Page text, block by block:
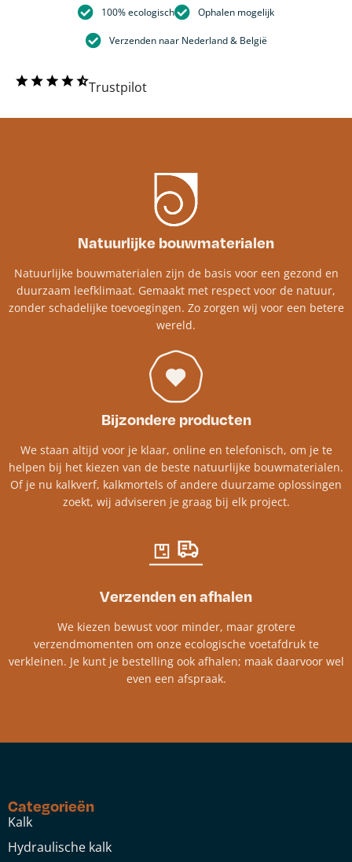
100% ecologisch Ophalen mogelijk
Verzenden naar Nederland & België
Trustpilot
Natuurlijke bouwmaterialen
Natuurlijke bouwmaterialen zijn de basis voor een gezond en
duurzaam leefklimaat. Gemaakt met respect voor de natuur,
zonder schadelijke toevoegingen. Zo zorgen wij voor een betere
wereld.
Bijzondere producten
We staan altijd voor je klaar, online en telefonisch, om je te
helpen bij het kiezen van de beste natuurlijke bouwmaterialen.
Of je nu kalkverf, kalkmortels of andere duurzame oplossingen
zoekt, wij adviseren je graag bij elk project.​
Verzenden en afhalen
We kiezen bewust voor minder, maar grotere
verzendmomenten om onze ecologische voetafdruk te
verkleinen. Je kunt je bestelling ook afhalen; maak daarvoor wel
even een afspraak.
Categorieën
Kalk
Hydraulische kalk